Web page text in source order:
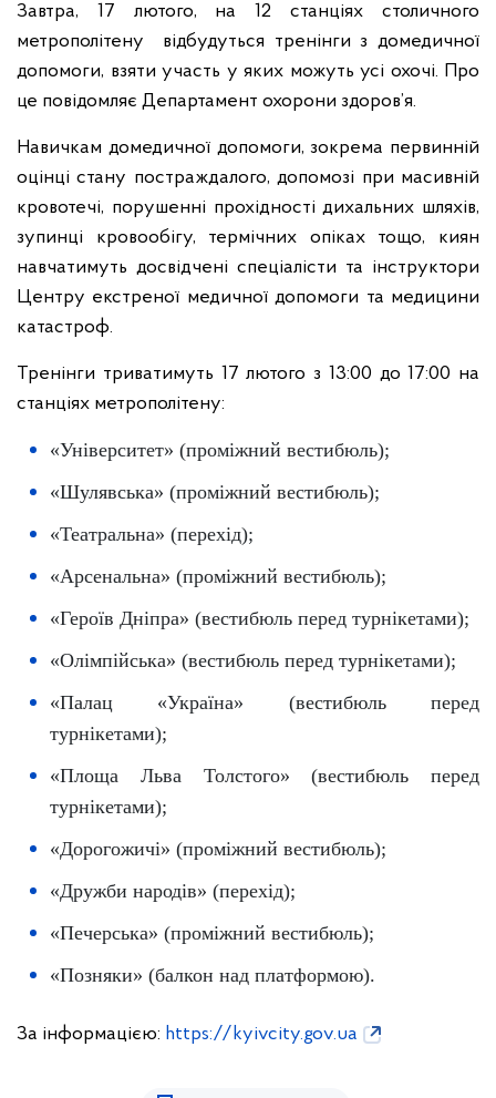
Завтра, 17 лютого, на 12 станціях столичного
метрополітену відбудуться тренінги з домедичної
допомоги, взяти участь у яких можуть усі охочі. Про
це повідомляє Департамент охорони здоров’я.
Навичкам домедичної допомоги, зокрема первинній
оцінці стану постраждалого, допомозі при масивній
кровотечі, порушенні прохідності дихальних шляхів,
зупинці кровообігу, термічних опіках тощо, киян
навчатимуть досвідчені спеціалісти та інструктори
Центру екстреної медичної допомоги та медицини
катастроф.
Тренінги триватимуть 17 лютого з 13:00 до 17:00 на
станціях метрополітену:
«Університет» (проміжний вестибюль);
«Шулявська» (проміжний вестибюль);
«Театральна» (перехід);
«Арсенальна» (проміжний вестибюль);
«Героїв Дніпра» (вестибюль перед турнікетами);
«Олімпійська» (вестибюль перед турнікетами);
«Палац «Україна» (вестибюль перед
турнікетами);
«Площа Льва Толстого» (вестибюль перед
турнікетами);
«Дорогожичі» (проміжний вестибюль);
«Дружби народів» (перехід);
«Печерська» (проміжний вестибюль);
«Позняки» (балкон над платформою).
За інформацією: https://kyivcity.gov.ua